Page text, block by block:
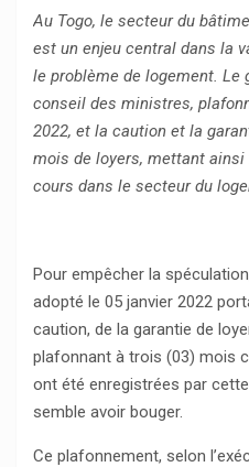
Au Togo, le secteur du
est un enjeu central dans la
le problème de logement. Le
conseil des ministres,
2022, et la caution et la
mois de loyers, mettant
cours dans le secteur du
Pour empêcher la
adopté le 05 janvier 2022
caution, de la garantie de
plafonnant à trois (03) mois
ont été enregistrées par
semble avoir bouger.
Ce plafonnement, selon